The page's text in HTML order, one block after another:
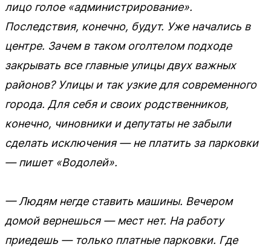
лицо голое «администрирование».
Последствия, конечно, будут. Уже начались в
центре. Зачем в таком оголтелом подходе
закрывать все главные улицы двух важных
районов? Улицы и так узкие для современного
города. Для себя и своих родственников,
конечно, чиновники и депутаты не забыли
сделать исключения — не платить за парковки
— пишет «Водолей».
— Людям негде ставить машины. Вечером
домой вернешься — мест нет. На работу
приедешь — только платные парковки. Где